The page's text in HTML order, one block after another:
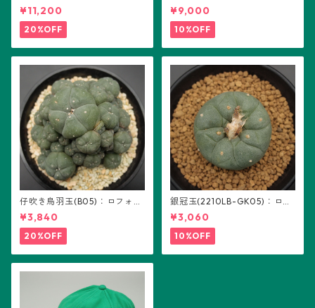
り：ギムノカリキウム属 ※実
生
¥11,200
20%OFF
(B01)
¥9,000
10%OFF
仔吹き烏羽玉(B05)：ロフォフ
ォラ属
¥3,840
20%OFF
銀冠玉(2210LB-GK05)：ロフ
ォフォラ属 ※実生
¥3,060
10%OFF